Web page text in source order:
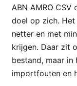
ABN AMRO
doel op zich. Het
netter en met
krijgen. Daar zit
bestand, maar
importfouten en